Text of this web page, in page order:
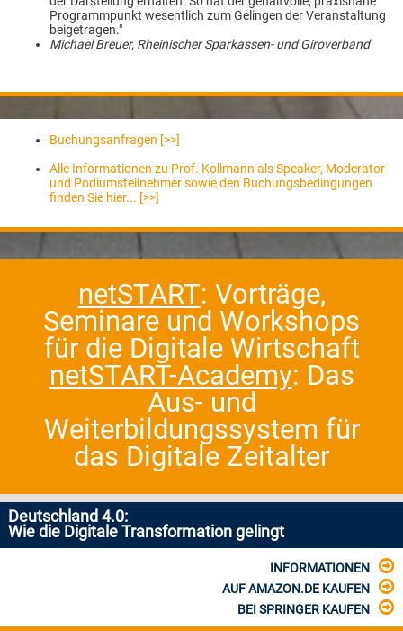
Programmpunkt wesentlich zum Gelingen der Veranstaltung
beigetragen."
Michael Breuer, Rheinischer Sparkassen- und Giroverband
Buchungsanfragen [>>]
Alle Informationen zu Prof. Kollmann als Speaker, Moderator
und Podiumsteilnehmer sowie den Buchungsbedingungen
finden Sie hier... [>>]
netSTART: Vorträge,
Seminare und Workshops
für die Digitale Wirtschaft
netSTART-Academy: Das
Aus- und
Weiterbildungssystem für
das Digitale Zeitalter
Deutschland 4.0:
Wie die Digitale Transformation gelingt
INFORMATIONEN
AUF AMAZON.DE KAUFEN
BEI SPRINGER KAUFEN